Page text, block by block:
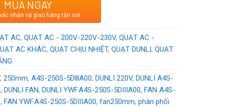
hiệu Trung Quốc
VAC
MUA NGAY
nhận và giao hàng tận nơi
AC,QUẠT AC - 200V-220V-230V,QUẠT AC -
AC KHÁC,QUẠT CHỊU NHIỆT,QUẠT DUNLI,QUẠT
,250mm,A4S-250S-5DlllA00,DUNLI 220V,DUNLI A4S-
,DUNLI FAN,DUNLI YWF.A4S-250S-5DIIIA00,FAN A4S-
,FAN YWF.A4S-250S-5DIIIA00,fan250mm,phân phối